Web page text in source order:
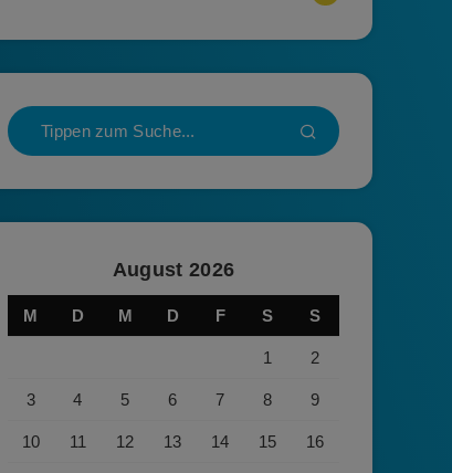
August 2026
M D M D F S S
1 2
3 4 5 6 7 8 9
10 11 12 13 14 15 16